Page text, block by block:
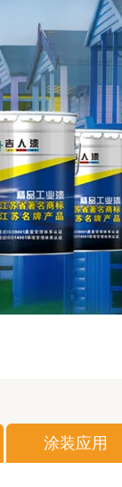
涂装应用